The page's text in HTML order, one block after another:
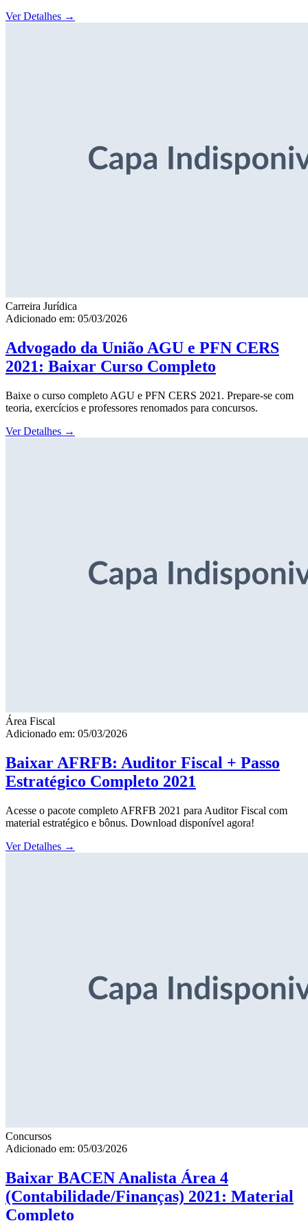
Ver Detalhes →
Carreira Jurídica
Adicionado em: 05/03/2026
Advogado da União AGU e PFN CERS
2021: Baixar Curso Completo
Baixe o curso completo AGU e PFN CERS 2021. Prepare-se com
teoria, exercícios e professores renomados para concursos.
Ver Detalhes →
Área Fiscal
Adicionado em: 05/03/2026
Baixar AFRFB: Auditor Fiscal + Passo
Estratégico Completo 2021
Acesse o pacote completo AFRFB 2021 para Auditor Fiscal com
material estratégico e bônus. Download disponível agora!
Ver Detalhes →
Concursos
Adicionado em: 05/03/2026
Baixar BACEN Analista Área 4
(Contabilidade/Finanças) 2021: Material
Completo